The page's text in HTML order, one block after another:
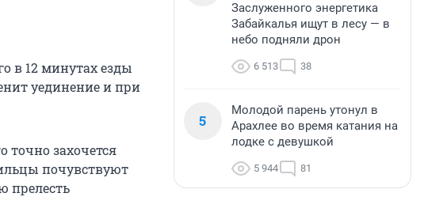
в 12 минутах езды
уединение и при
точно захочется
почувствуют
прелесть
Заслуженного энергетика
Забайкалья ищут в лесу — в
небо подняли дрон
6 513 38
5
Молодой парень утонул в
Арахлее во время катания на
лодке с девушкой
5 944 81